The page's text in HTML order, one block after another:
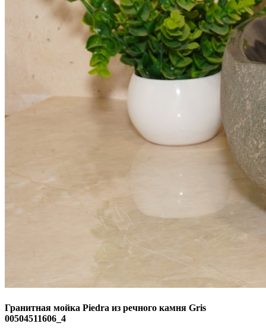
Гранитная мойка Piedra из речного камня Gris
00504511606_4